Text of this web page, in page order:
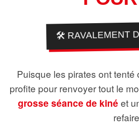
🛠️ RAVALEMENT
Puisque les pirates ont
profite pour renvoyer tout le
grosse séance de kiné et